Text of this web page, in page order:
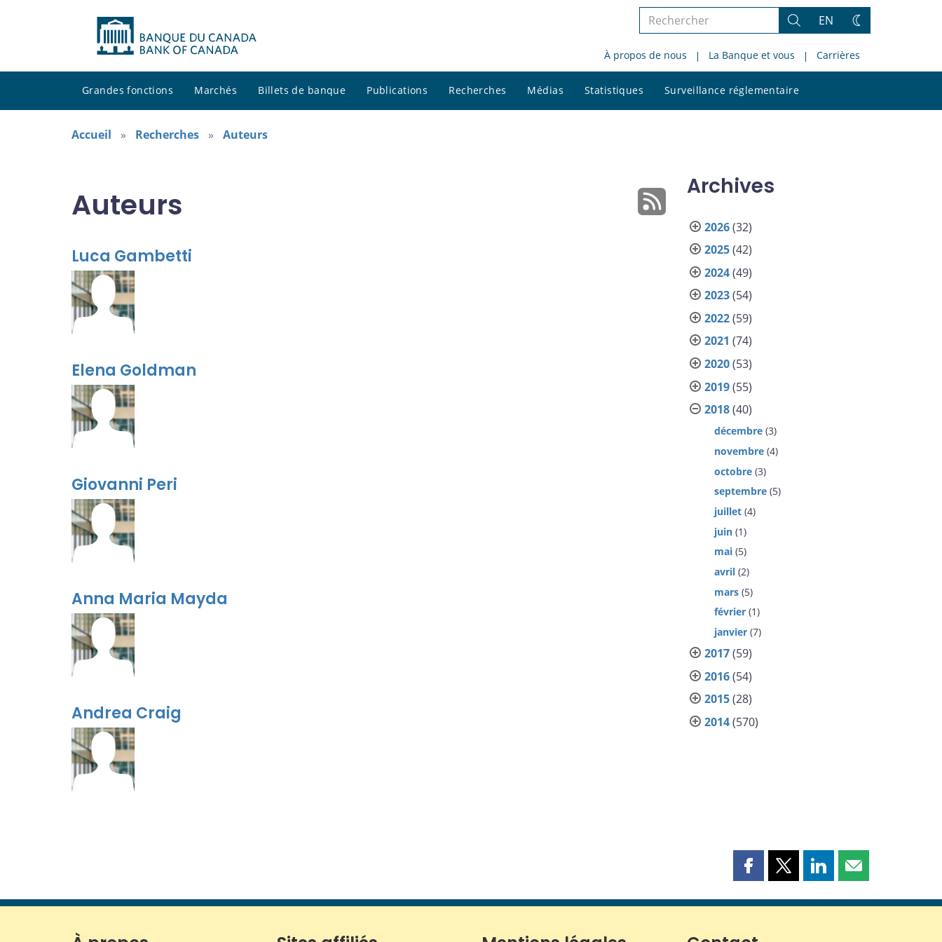
Rechercher
le
site
Rechercher
EN
Changez
thème
À propos de nous La Banque et vous Carrières
Grandes fonctions Marchés Billets de banque Publications Recherches Médias Statistiques Surveillance réglementaire
le
Accueil Recherches Auteurs
Auteurs
Luca Gambetti
Elena Goldman
Giovanni Peri
Anna Maria Mayda
Andrea Craig
Archives
2026(32)
2025(42)
2024(49)
2023(54)
2022(59)
2021 (74)
2020(53)
2019(55)
2018(40)
décembre (3)
novembre (4)
octobre (3)
septembre (5)
juillet (4)
juin (1)
mai (5)
avril (2)
mars (5)
février (1)
janvier (7)
2017(59)
2016(54)
2015(28)
2014(570)
Partager
page
Facebook
Partager
page
Partager
page
Partager
page